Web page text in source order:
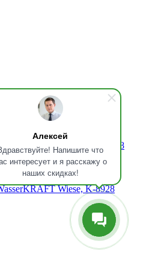
Алексей
Напишите что
интересует и я расскажу о
наших скидках!
Wiese, K-8928